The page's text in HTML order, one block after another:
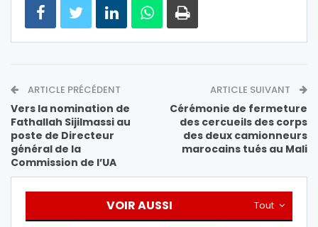
ARTICLE PRÉCÉDENT
Vers la nomination de
Fathallah Sijilmassi au
poste de Directeur
général de la
Commission de l’UA
ARTICLE SUIVANT
Cérémonie de fermeture
des cercueils des corps
des deux camionneurs
marocains tués au Mali
Tout
VOIR AUSSI